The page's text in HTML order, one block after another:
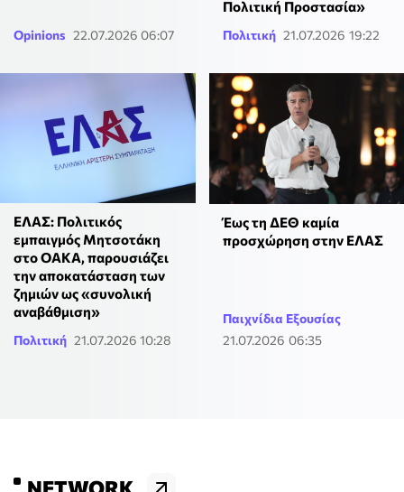
Opinions 22.07.2026 06:07
Πολιτική Προστασία»
Πολιτική 21.07.2026 19:22
ΕΛΑΣ: Πολιτικός
εμπαιγμός Μητσοτάκη
στο ΟΑΚΑ, παρουσιάζει
την αποκατάσταση των
ζημιών ως «συνολική
αναβάθμιση»
Πολιτική 21.07.2026 10:28
Έως τη ΔΕΘ καμία
προσχώρηση στην ΕΛΑΣ
Παιχνίδια Εξουσίας
21.07.2026 06:35